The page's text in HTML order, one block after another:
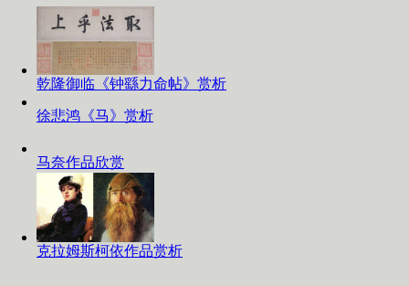
乾隆御临《钟繇力命帖》赏析
徐悲鸿《马》赏析
马奈作品欣赏
克拉姆斯柯依作品赏析